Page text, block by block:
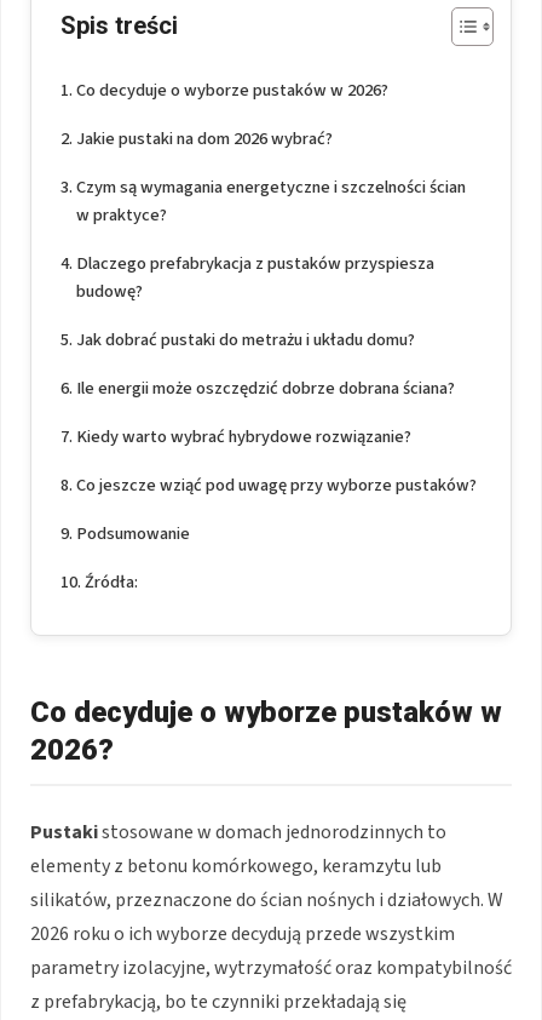
Spis treści
Co decyduje o wyborze pustaków w 2026?
Jakie pustaki na dom 2026 wybrać?
Czym są wymagania energetyczne i szczelności ścian
w praktyce?
Dlaczego prefabrykacja z pustaków przyspiesza
budowę?
Jak dobrać pustaki do metrażu i układu domu?
Ile energii może oszczędzić dobrze dobrana ściana?
Kiedy warto wybrać hybrydowe rozwiązanie?
Co jeszcze wziąć pod uwagę przy wyborze pustaków?
Podsumowanie
Źródła:
Co decyduje o wyborze pustaków w
2026?
Pustakistosowane w domach jednorodzinnych to
elementy z betonu komórkowego, keramzytu lub
silikatów, przeznaczone do ścian nośnych i działowych. W
2026 roku o ich wyborze decydują przede wszystkim
parametry izolacyjne, wytrzymałość oraz kompatybilność
z prefabrykacją, bo te czynniki przekładają się